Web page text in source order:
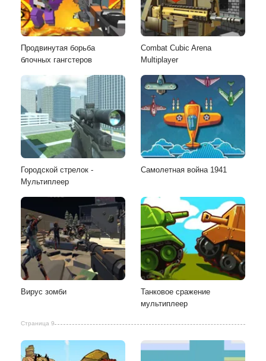
Продвинутая борьба
блочных гангстеров
Combat Cubic Arena
Multiplayer
Городской стрелок -
Мультиплеер
Cамолетная война 1941
Вирус зомби
Танковое сражение
мультиплеер
Страница 9